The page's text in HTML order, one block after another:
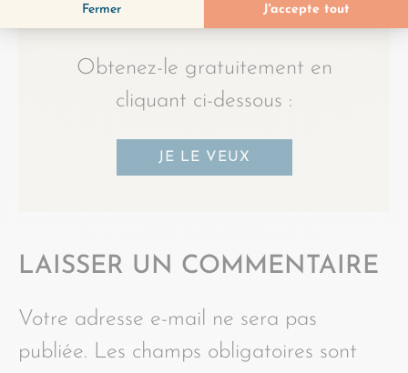
préoccupations du moment.
Obtenez-le gratuitement en
cliquant ci-dessous :
JE LE VEUX
LAISSER UN COMMENTAIRE
Votre adresse e-mail ne sera pas
publiée. Les champs obligatoires sont